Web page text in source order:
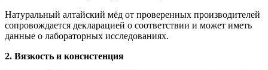
Натуральный алтайский мёд от проверенных производителей
сопровождается декларацией о соответствии и может иметь
данные о лабораторных исследованиях.
2. Вязкость и консистенция